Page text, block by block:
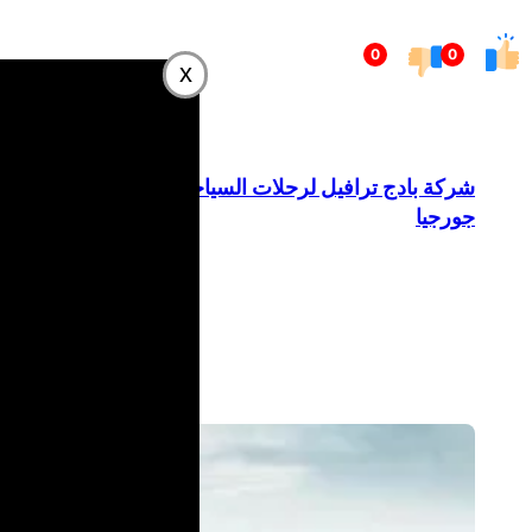
x
0
0إلى
شركة بادج ترافيل لرحلات السياحة في
جورجيا